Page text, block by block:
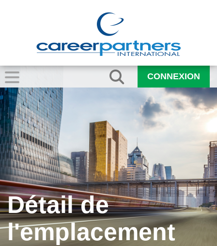
CONNEXION
Détail de
l'emplacement